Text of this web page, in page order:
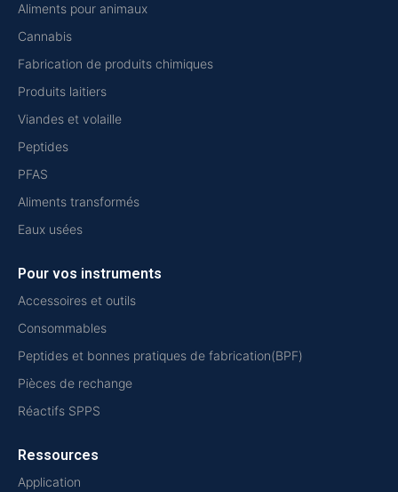
Aliments pour animaux
Cannabis
Fabrication de produits chimiques
Produits laitiers
Viandes et volaille
Peptides
PFAS
Aliments transformés
Eaux usées
Pour vos instruments
Accessoires et outils
Consommables
Peptides et bonnes pratiques de fabrication(BPF)
Pièces de rechange
Réactifs SPPS
Ressources
Application